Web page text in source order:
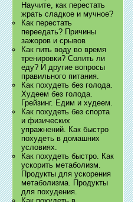
Научите, как перестать
жрать сладкое и мучное?
Как перестать
переедать? Причины
зажоров и срывов
Как пить воду во время
тренировки? Солить ли
еду? И другие вопросы
правильного питания.
Как похудеть без голода.
Худеем без голода.
Грейзинг. Едим и худеем.
Как похудеть без спорта
и физических
упражнений. Как быстро
похудеть в домашних
условиях.
Как похудеть быстро. Как
ускорить метаболизм.
Продукты для ускорения
метаболизма. Продукты
для похудения.